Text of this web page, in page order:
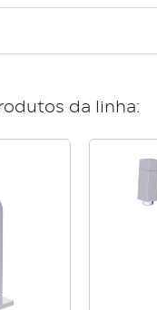
da linha: